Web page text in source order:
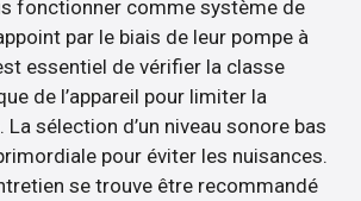
fonctionner comme système de
par le biais de leur pompe à
essentiel de vérifier la classe
de l’appareil pour limiter la
sélection d’un niveau sonore bas
pour éviter les nuisances.
se trouve être recommandé